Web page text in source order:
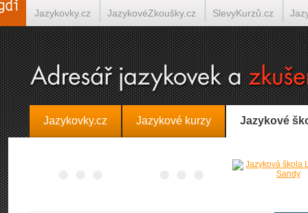
Jazykovky.cz Jazykové kurzy Jazykové
Jazykovky.cz JazykovéZkoušky.cz SlevyKurzů.cz
Španělština on-line Italština on-line Tlumočení-